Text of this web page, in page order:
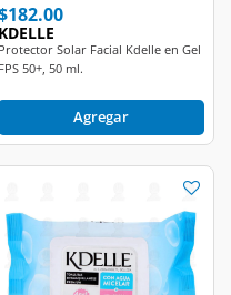
KDELLE
Protector Solar Facial Kdelle en Gel
FPS 50+, 50 ml.
Agregar